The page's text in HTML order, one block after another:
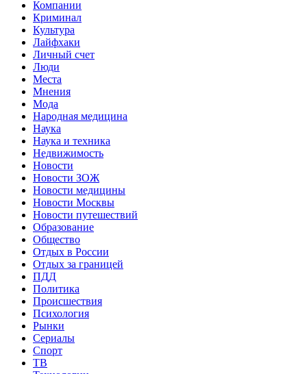
Компании
Криминал
Культура
Лайфхаки
Личный счет
Люди
Места
Мнения
Мода
Народная медицина
Наука
Наука и техника
Недвижимость
Новости
Новости ЗОЖ
Новости медицины
Новости Москвы
Новости путешествий
Образование
Общество
Отдых в России
Отдых за границей
ПДД
Политика
Происшествия
Психология
Рынки
Сериалы
Спорт
ТВ